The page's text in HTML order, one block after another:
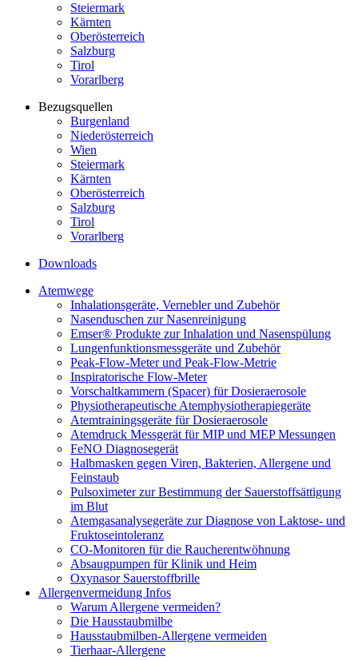
Steiermark
Kärnten
Oberösterreich
Salzburg
Tirol
Vorarlberg
Bezugsquellen
Burgenland
Niederösterreich
Wien
Steiermark
Kärnten
Oberösterreich
Salzburg
Tirol
Vorarlberg
Downloads
Atemwege
Inhalationsgeräte, Vernebler und Zubehör
Nasenduschen zur Nasenreinigung
Emser® Produkte zur Inhalation und Nasenspülung
Lungenfunktionsmessgeräte und Zubehör
Peak-Flow-Meter und Peak-Flow-Metrie
Inspiratorische Flow-Meter
Vorschaltkammern (Spacer) für Dosieraerosole
Physiotherapeutische Atemphysiotherapiegeräte
Atemtrainingsgeräte für Dosieraerosole
Atemdruck Messgerät für MIP und MEP Messungen
FeNO Diagnosegerät
Halbmasken gegen Viren, Bakterien, Allergene und
Feinstaub
Pulsoximeter zur Bestimmung der Sauerstoffsättigung
im Blut
Atemgasanalysegeräte zur Diagnose von Laktose- und
Fruktoseintoleranz
CO-Monitoren für die Raucherentwöhnung
Absaugpumpen für Klinik und Heim
Oxynasor Sauerstoffbrille
Allergenvermeidung Infos
Warum Allergene vermeiden?
Die Hausstaubmilbe
Hausstaubmilben-Allergene vermeiden
Tierhaar-Allergene